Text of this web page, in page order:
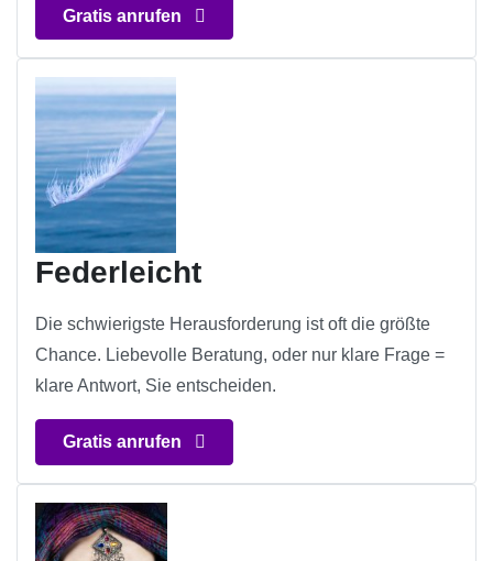
Gratis anrufen
Federleicht
Die schwierigste Herausforderung ist oft die größte
Chance. Liebevolle Beratung, oder nur klare Frage =
klare Antwort, Sie entscheiden.
Gratis anrufen